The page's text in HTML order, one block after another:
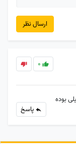
ارسال نظر
0
بوده
پاسخ